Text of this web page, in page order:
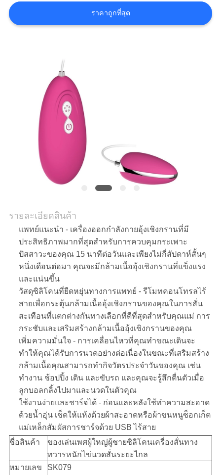
ขอ
แผนผัง
เว็บไซต์
PRIVACY
ราคาถูกที่สุด
รายละเอียดสินค้า
แพทย์แนะนำ - เครื่องออกกำลังกายอุ้งเชิงกรานที่มี
ประสิทธิภาพมากที่สุดสำหรับการควบคุมกระเพาะ
ปัสสาวะของคุณ 15 นาทีต่อวันและเพียงไม่กี่สัปดาห์สั้นๆ
หนึ่งเดือนต่อมา คุณจะมีกล้ามเนื้ออุ้งเชิงกรานที่แข็งแรง
และแน่นขึ้น
วัสดุซิลิโคนที่ยืดหยุ่นทางการแพทย์ - รีโมทคอนโทรลไร้
สายเพื่อกระตุ้นกล้ามเนื้ออุ้งเชิงกรานของคุณในการสั่น
สะเทือนที่แตกต่างกันทางเลือกที่ดีที่สุดสำหรับคุณแม่ การ
กระชับและเสริมสร้างกล้ามเนื้ออุ้งเชิงกรานของคุณ
เพิ่มความมั่นใจ - การเคลื่อนไหวที่คุณทำขณะเดินจะ
ทำให้คุณได้รับการนวดอย่างต่อเนื่องในขณะที่เสริมสร้าง
กล้ามเนื้อคุณสามารถทำกิจวัตรประจำวันของคุณ เช่น
ทำงาน ช้อปปิ้ง เดิน และขับรถ และคุณจะรู้สึกตื่นตัวเมื่อ
ลูกบอลกลิ้งไปมาและนวดในตัวคุณ
ใช้งานง่ายและชาร์จได้ - ก่อนและหลังใช้ทำความสะอาด
ด้วยน้ำอุ่น เช็ดให้แห้งด้วยผ้าสะอาดหรือผ้าขนหนูซ็อกเก็ต
แม่เหล็กสัมผัสการชาร์จด้วย USB ไร้สาย
ชื่อสินค้า
ของเล่นเพศผู้ใหญ่ผู้ชายซิลิโคนเครื่องสั่นทาง
ทวารหนักไข่นวดสั่นระยะไกล
หมายเลข
SK079